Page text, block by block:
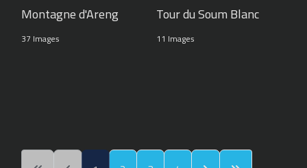
Montagne d'Areng
37 Images
Tour du Soum Blanc
11 Images